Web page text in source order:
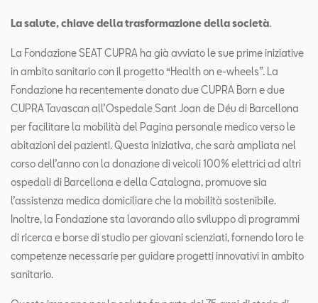
La salute, chiave della trasformazione della società.
La Fondazione SEAT CUPRA ha già avviato le sue prime iniziative
in ambito sanitario con il progetto “Health on e-wheels”. La
Fondazione ha recentemente donato due CUPRA Born e due
CUPRA Tavascan all’Ospedale Sant Joan de Déu di Barcellona
per facilitare la mobilità del Pagina personale medico verso le
abitazioni dei pazienti. Questa iniziativa, che sarà ampliata nel
corso dell’anno con la donazione di veicoli 100% elettrici ad altri
ospedali di Barcellona e della Catalogna, promuove sia
l’assistenza medica domiciliare che la mobilità sostenibile.
Inoltre, la Fondazione sta lavorando allo sviluppo di programmi
di ricerca e borse di studio per giovani scienziati, fornendo loro le
competenze necessarie per guidare progetti innovativi in ambito
sanitario.